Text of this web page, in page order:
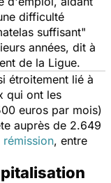
difficulté
suffisant"
années, dit à
de la Ligue.
étroitement lié à
qui ont les
euros par mois)
auprès de 2.649
rémission, entre